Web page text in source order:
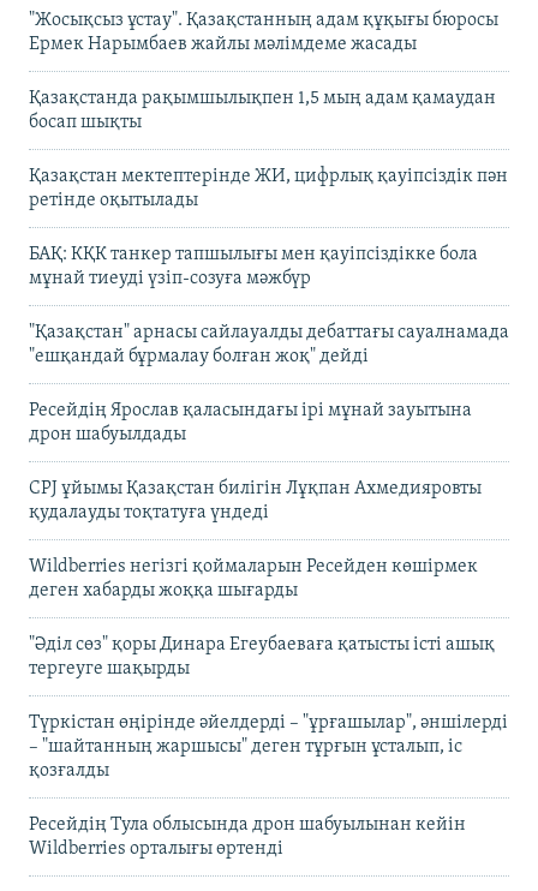
"Жосықсыз ұстау". Қазақстанның адам құқығы бюросы
Ермек Нарымбаев жайлы мәлімдеме жасады
Қазақстанда рақымшылықпен 1,5 мың адам қамаудан
босап шықты
Қазақстан мектептерінде ЖИ, цифрлық қауіпсіздік пән
ретінде оқытылады
БАҚ: КҚК танкер тапшылығы мен қауіпсіздікке бола
мұнай тиеуді үзіп-созуға мәжбүр
"Қазақстан" арнасы сайлауалды дебаттағы сауалнамада
"ешқандай бұрмалау болған жоқ" дейді
Ресейдің Ярослав қаласындағы ірі мұнай зауытына
дрон шабуылдады
CPJ ұйымы Қазақстан билігін Лұқпан Ахмедияровты
қудалауды тоқтатуға үндеді
Wildberries негізгі қоймаларын Ресейден көшірмек
деген хабарды жоққа шығарды
"Әділ сөз" қоры Динара Егеубаеваға қатысты істі ашық
тергеуге шақырды
Түркістан өңірінде әйелдерді – "ұрғашылар", әншілерді
– "шайтанның жаршысы" деген тұрғын ұсталып, іс
қозғалды
Ресейдің Тула облысында дрон шабуылынан кейін
Wildberries орталығы өртенді